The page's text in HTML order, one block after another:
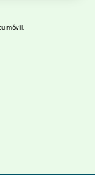
móvil.